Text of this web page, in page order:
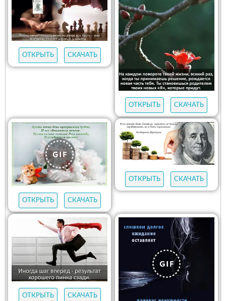
ОТКРЫТЬ СКАЧАТЬ
ОТКРЫТЬ СКАЧАТЬ
ОТКРЫТЬ СКАЧАТЬ
ОТКРЫТЬ СКАЧАТЬ
ОТКРЫТЬ СКАЧАТЬ